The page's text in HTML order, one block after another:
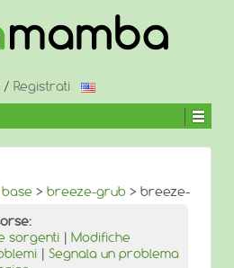
/ Registrati
base > breeze-grub > breeze-
sorgenti | Modifiche
| Segnala un problema